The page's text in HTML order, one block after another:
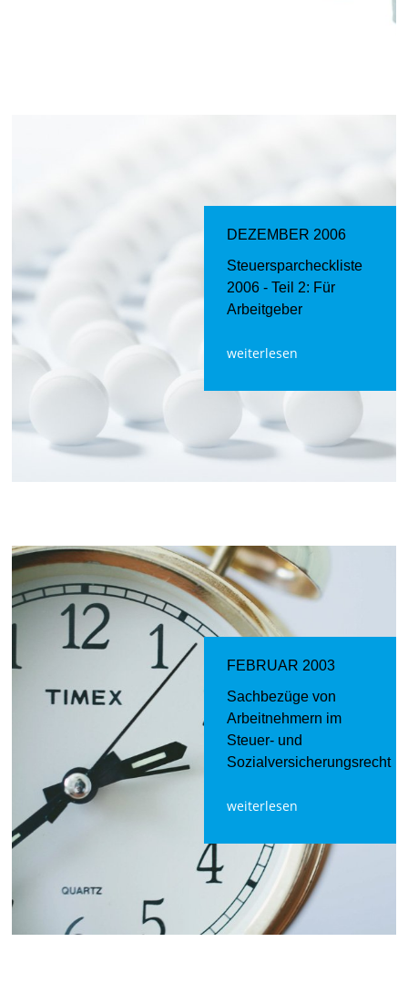
DEZEMBER 2006
Steuersparcheckliste
2006 - Teil 2: Für
Arbeitgeber
weiterlesen
FEBRUAR 2003
Sachbezüge von
Arbeitnehmern im
Steuer- und
Sozialversicherungsrecht
weiterlesen